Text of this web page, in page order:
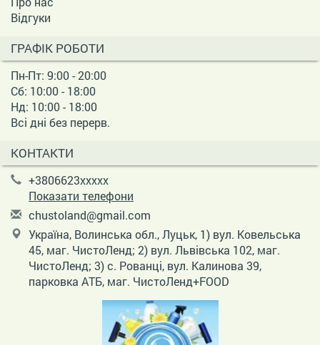
Відгуки
ГРАФІК РОБОТИ
Пн-Пт: 9:00 - 20:00
Сб: 10:00 - 18:00
Нд: 10:00 - 18:00
Всі дні без перерв.
КОНТАКТИ
+3806623xxxxx
Показати телефони
chustoland@gmail.com
Україна, Волинська обл., Луцьк, 1) вул. Ковельська
45, маг. ЧистоЛенд; 2) вул. Львівська 102, маг.
ЧистоЛенд; 3) с. Рованці, вул. Калинова 39,
парковка АТБ, маг. ЧистоЛенд+FOOD